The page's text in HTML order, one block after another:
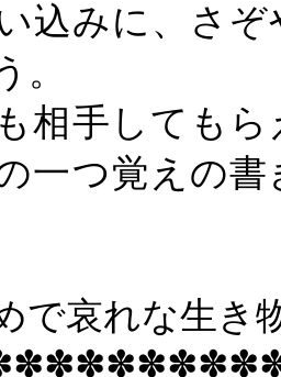
込みに、さ
。
相手しても
一つ覚えの
で哀れな生き